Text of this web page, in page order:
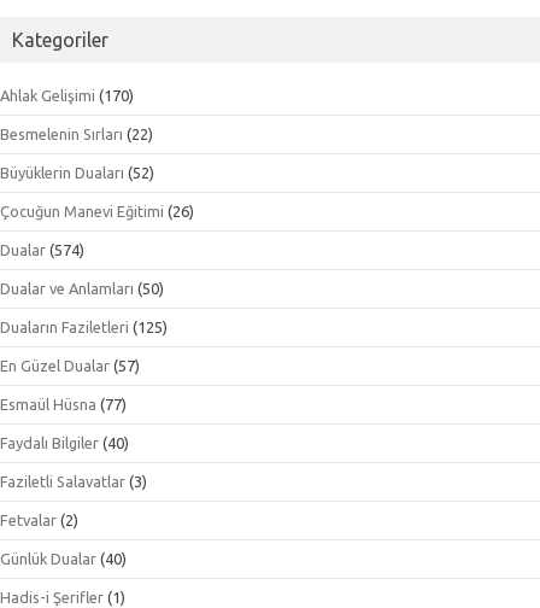
Kategoriler
Ahlak Gelişimi (170)
Besmelenin Sırları (22)
Büyüklerin Duaları (52)
Çocuğun Manevi Eğitimi (26)
Dualar (574)
Dualar ve Anlamları (50)
Duaların Faziletleri (125)
En Güzel Dualar (57)
Esmaül Hüsna (77)
Faydalı Bilgiler (40)
Faziletli Salavatlar (3)
Fetvalar (2)
Günlük Dualar (40)
Hadis-i Şerifler (1)